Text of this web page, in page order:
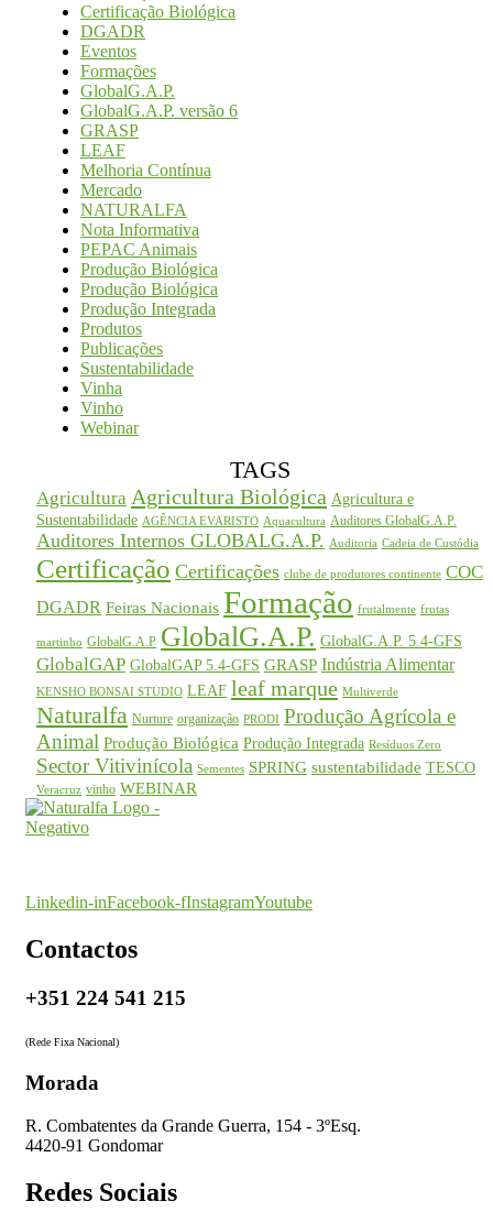
Certificação Biológica
DGADR
Eventos
Formações
GlobalG.A.P.
GlobalG.A.P. versão 6
GRASP
LEAF
Melhoria Contínua
Mercado
NATURALFA
Nota Informativa
PEPAC Animais
Produção Biológica
Produção Biológica
Produção Integrada
Produtos
Publicações
Sustentabilidade
Vinha
Vinho
Webinar
TAGS
Agricultura Agricultura Biológica Agricultura e
Sustentabilidade AGÊNCIA EVARISTO Aquacultura Auditores GlobalG.A.P.
Auditores Internos GLOBALG.A.P. Auditoria Cadeia de Custódia
Certificação Certificações clube de produtores continente COC
DGADR Feiras Nacionais Formação frutalmente frutas
martinho GlobalG.A.P GlobalG.A.P. GlobalG.A.P. 5.4-GFS
GlobalGAP GlobalGAP 5.4-GFS GRASP Indústria Alimentar
KENSHO BONSAI STUDIO LEAF leaf marque Multiverde
Naturalfa Nurture organização PRODI Produção Agrícola e
Animal Produção Biológica Produção Integrada Resíduos Zero
Sector Vitivinícola Sementes SPRING sustentabilidade TESCO
Veracruz vinho WEBINAR
Linkedin-inFacebook-fInstagramYoutube
Contactos
+351 224 541 215
(Rede Fixa Nacional)
Morada
R. Combatentes da Grande Guerra, 154 - 3ºEsq.
4420-91 Gondomar
Redes Sociais